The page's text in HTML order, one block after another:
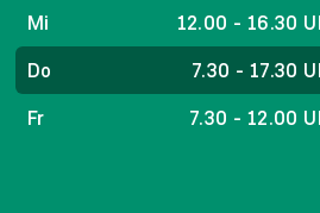
Mi
12.00 - 16.30
Do
7.30 - 17.30
Fr
7.30 - 12.00